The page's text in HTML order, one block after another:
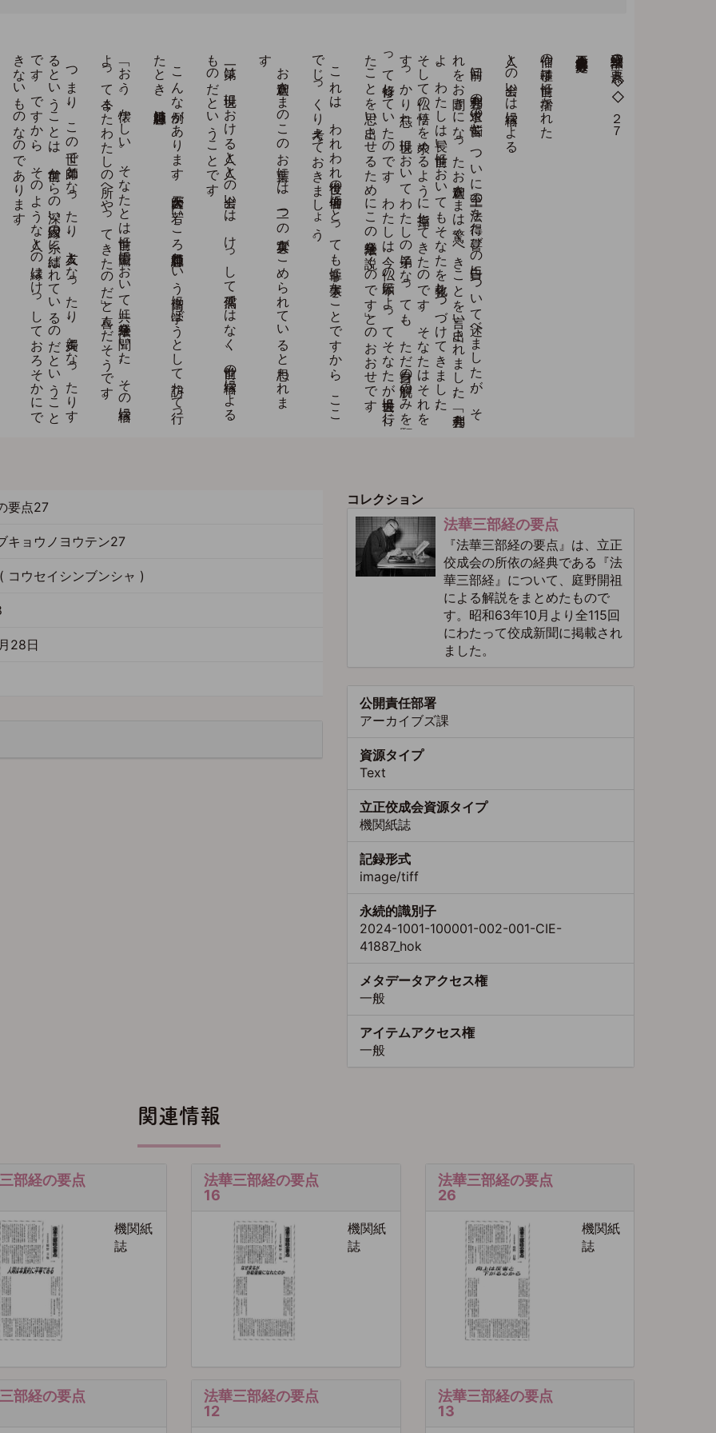
法華三部経の要点 ◇◇２７
信仰の種子は前世に播かれた
人との出会いは宿縁による
前回に
、
舎利弗の
求道の
苦悩と
、
つ
い
に
至上の
法を
得た
喜び
の
告白に
つ
い
て
述べ
ま
し
た
が
、
そ
れ
を
お
聞き
に
な
っ
た
お
釈迦さ
ま
は
驚く
べ
き
こ
と
を
言い
出さ
れ
ま
し
た
。
「舎利弗
よ
。
わ
た
し
は
長い
前世に
お
い
て
も
そ
な
た
を
教化し
つ
づ
け
て
き
ま
し
た
。
そ
し
て
仏の
悟り
を
求め
る
よ
う
に
指導し
て
き
た
の
で
す
。
そ
な
た
は
そ
れ
を
す
っ
か
り
忘れ
、
現世に
お
い
て
わ
た
し
の
弟子に
な
っ
て
も
、
た
だ
自身の
解脱の
み
を
願
っ
て
修行し
て
い
た
の
で
す
。
わ
た
し
は
今、
仏の
本願に
よ
っ
て
そ
な
た
が
過去世に
行じ
た
こ
と
を
思い
出さ
せ
る
た
め
に
こ
の
法華経を
説く
の
で
す
」と
の
お
お
せ
で
す
。
こ
れ
は
、
わ
れ
わ
れ
後世の
信仰者に
と
っ
て
も
非常に
大事な
こ
と
で
す
か
ら
、
こ
こ
で
じ
っ
く
り
考え
て
お
き
ま
し
ょ
う
。
お
釈迦さ
ま
の
こ
の
お
言葉に
は
、
二つ
の
真実が
こ
め
ら
れ
て
い
る
と
思わ
れ
ま
す
。
第一は
、
現世に
お
け
る
人と
人と
の
出会い
は
、
け
っ
し
て
偶然で
は
な
く
、
前世の
宿縁に
よ
る
も
の
だ
と
い
う
こ
と
で
す
。
こ
ん
な
例が
あ
り
ま
す
。
天台大師が
若い
こ
ろ
慧思禅師と
い
う
高僧に
学ぼ
う
と
し
て
訪ね
て
行っ
た
と
き
、
慧思禅師は
、
「お
う
。
懐か
し
い
。
そ
な
た
と
は
前世に
霊鷲山に
お
い
て
共に
法華経を
聞い
た
。
そ
の
宿縁に
よ
っ
て
今ま
た
わ
た
し
の
所へ
や
っ
て
き
た
の
だ
」と
喜ん
だ
そ
う
で
す
。
つ
ま
り
、
こ
の
世で
師弟と
な
っ
た
り
、
友人と
な
っ
た
り
、
夫婦と
な
っ
た
り
す
る
と
い
う
こ
と
は
、
前世か
ら
の
深い
因縁の
糸に
結ば
れ
て
い
る
の
だ
と
い
う
こ
と
で
す
。
で
す
か
ら
、
そ
の
よ
う
な
人と
の
縁は
け
っ
し
て
お
ろ
そ
か
に
で
き
な
い
も
の
な
の
で
あ
り
ま
す
。
要点27
キョウノヨウテン27
コウセイシンブンシャ )
28日
コレクション
法華三部経の要点
『法華三部経の要点』は、立正
佼成会の所依の経典である『法
華三部経』について、庭野開祖
による解説をまとめたもので
す。昭和63年10月より全115回
にわたって佼成新聞に掲載され
ました。
公開責任部署
アーカイブズ課
資源タイプ
Text
立正佼成会資源タイプ
機関紙誌
記録形式
image/tiff
永続的識別子
2024-1001-100001-002-001-CIE-
41887_hok
メタデータアクセス権
一般
アイテムアクセス権
一般
関連情報
部経の要点
機関紙
誌
法華三部経の要点
16
機関紙
誌
法華三部経の要点
26
機関紙
誌
部経の要点
法華三部経の要点
12
法華三部経の要点
13